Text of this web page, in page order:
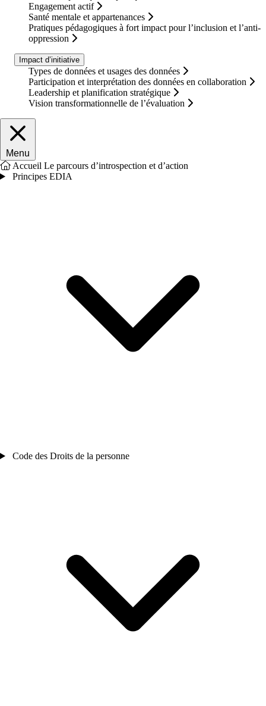
Engagement actif
Santé mentale et appartenances
Pratiques pédagogiques à fort impact pour l’inclusion et l’anti-
oppression
Impact d’initiative
Types de données et usages des données
Participation et interprétation des données en collaboration
Leadership et planification stratégique
Vision transformationnelle de l’évaluation
Fermer le menu principal
Menu
Accueil Le parcours d’introspection et d’action
Principes EDIA
Code des Droits de la personne